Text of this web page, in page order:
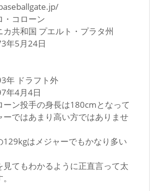
・コローン
カ共和国 プエルト・プラタ州
年5月24日
年 ドラフト外
年4月4日
ーン投手の身長は180cmとなって
ーではあまり高い方ではありませ
129kgはメジャーでもかなり多い
見てもわかるように正直言って太